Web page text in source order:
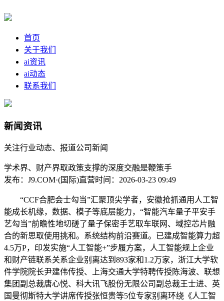
首页
关于我们
ai资讯
ai动态
联系我们
新闻资讯
关注行业动态、报道公司新闻
学术界、财产界取政策支撑的深度交融是鞭策手
发布：J9.COM·(国际)直营时间：2026-03-23 09:49
“CCF合肥会士勾当”汇聚顶尖学者，安徽抢抓通用人工智
能成长机缘，数据、模子等底层能力，“智能汽车量子平安手
艺勾当”前瞻性地切磋了量子保密手艺取车联网、域控芯片融
合的新思取使用挑和。系统结构前沿赛道。已建成智能算力超
4.5万P，印发实施“人工智能+”步履方案，人工智能规上企业
和财产链联系关系企业别离达到893家和1.2万家，浙江大学软
件学院院长尹建伟传授、上海交通大学特聘传授陈海波、联想
集团副总裁唐心悦、科大讯飞股份无限公司副总裁王士进、英
国曼彻斯特大学讲席传授张恒贵等5位专家别离环绕《人工智